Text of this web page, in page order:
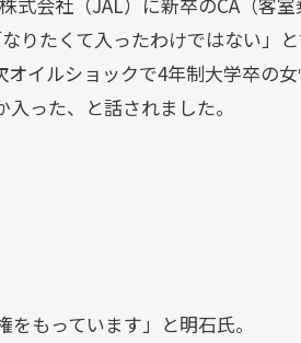
りたくて入ったわけではない」と
イルショックで4年制大学卒の女
った、と話されました。
もっています」と明石氏。